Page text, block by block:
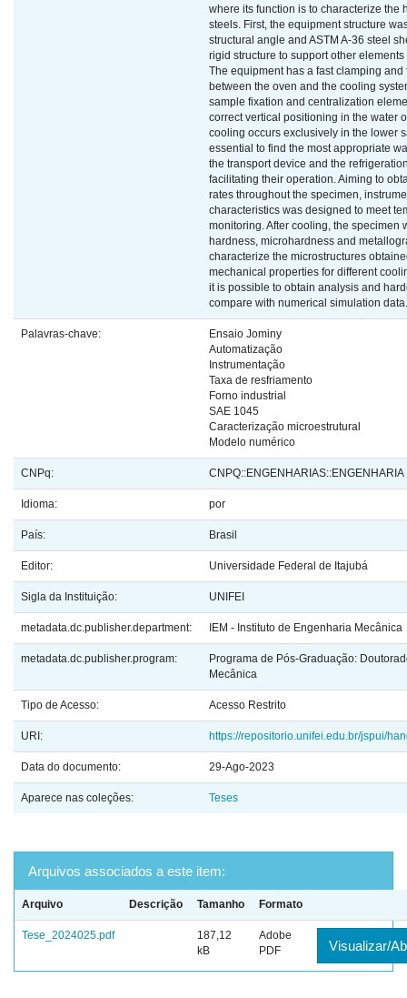
where its function is to characterize the
steels. First, the equipment structure
structural angle and ASTM A-36 steel
rigid structure to support other
The equipment has a fast clamping and
between the oven and the cooling
sample fixation and centralization
correct vertical positioning in the water
cooling occurs exclusively in the lower
essential to find the most appropriate
the transport device and the
facilitating their operation. Aiming to
rates throughout the specimen,
characteristics was designed to meet
monitoring. After cooling, the specimen
hardness, microhardness and
characterize the microstructures
mechanical properties for different
it is possible to obtain analysis and
compare with numerical simulation data.
Palavras-chave:
Ensaio Jominy
Automatização
Instrumentação
Taxa de resfriamento
Forno industrial
SAE 1045
Caracterização microestrutural
Modelo numérico
CNPq: CNPQ::ENGENHARIAS::ENGENHARIA
Idioma: por
País: Brasil
Editor: Universidade Federal de Itajubá
Sigla da Instituição: UNIFEI
metadata.dc.publisher.department: IEM - Instituto de Engenharia Mecânica
metadata.dc.publisher.program:
Programa de Pós-Graduação:
Mecânica
Tipo de Acesso: Acesso Restrito
URI: https://repositorio.unifei.edu.br/jspui/
Data do documento: 29-Ago-2023
Aparece nas coleções: Teses
Arquivos associados a este item:
Arquivo Descrição Tamanho Formato
Tese_2024025.pdf
187,12
kB
Adobe
PDF
Visualizar/